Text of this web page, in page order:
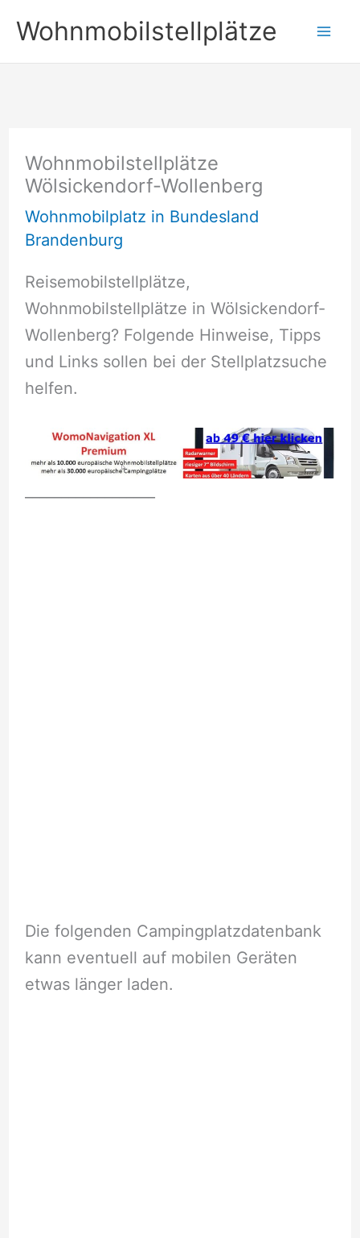
Inhalt
springen
Wohnmobilstellplätze
Wohnmobilstellplätze
Wölsickendorf-Wollenberg
Wohnmobilplatz in Bundesland
Brandenburg
Reisemobilstellplätze,
Wohnmobilstellplätze in Wölsickendorf-
Wollenberg? Folgende Hinweise, Tipps
und Links sollen bei der Stellplatzsuche
helfen.
Die folgenden Campingplatzdatenbank
kann eventuell auf mobilen Geräten
etwas länger laden.